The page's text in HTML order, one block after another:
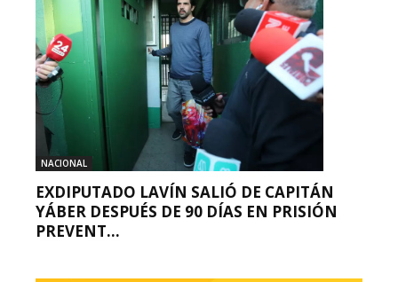
NACIONAL
EXDIPUTADO LAVÍN SALIÓ DE CAPITÁN
YÁBER DESPUÉS DE 90 DÍAS EN PRISIÓN
PREVENT...